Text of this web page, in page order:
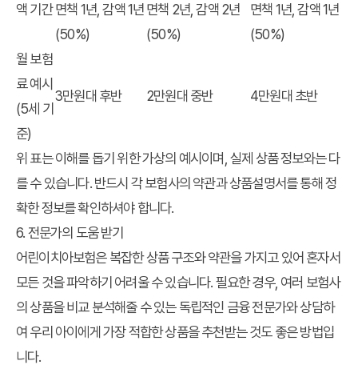
액 기간면책 1년, 감액 1년
(50%)
면책 2년, 감액 2년
(50%)
면책 1년, 감액 1년
(50%)
월 보험
료 예시
(5세 기
준)
3만원대 후반 2만원대 중반 4만원대 초반
위 표는 이해를 돕기 위한 가상의 예시이며, 실제 상품 정보와는 다
를 수 있습니다. 반드시 각 보험사의 약관과 상품설명서를 통해 정
확한 정보를 확인하셔야 합니다.
6. 전문가의 도움 받기
어린이치아보험은 복잡한 상품 구조와 약관을 가지고 있어 혼자서
모든 것을 파악하기 어려울 수 있습니다. 필요한 경우, 여러 보험사
의 상품을 비교 분석해줄 수 있는 독립적인 금융 전문가와 상담하
여 우리 아이에게 가장 적합한 상품을 추천받는 것도 좋은 방법입
니다.